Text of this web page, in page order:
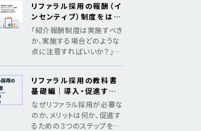
化
リファラル採用の報酬（イ
ンセンティブ）制度をはじ
めとした、制度設計のポイ
ント
「紹介報酬制度は実施すべき
か、実施する場合どのような
点に注意すればいいか？」法
リファラル採用の教科書
基礎編｜導入・促進する
ためのメソッド
なぜリファラル採用が必要な
のか、メリットは何か、促進す
るための３つのステップを紹